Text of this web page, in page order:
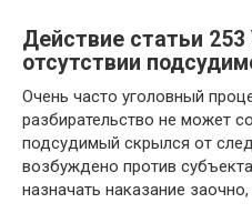
Действие статьи
отсутствии
Очень часто уголовный
разбирательство не может
подсудимый скрылся от
возбуждено против
назначать наказание